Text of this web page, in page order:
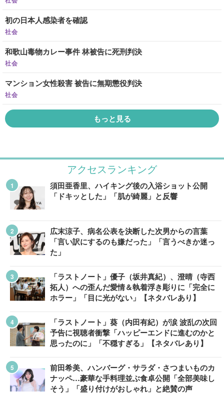
初の日本人感染者を確認
社会
和歌山毒物カレー事件 林被告に死刑判決
社会
マンション女性殺害 被告に無期懲役判決
社会
もっと見る
アクセスランキング
須田亜香里、ハイキング後の入浴ショット公開
「ドキッとした」「肌が綺麗」と反響
広末涼子、病名公表を決断した次男からの言葉
「言い訳にするのも嫌だった」「言うべきか迷っ
た」
「ラストノート」優子（坂井真紀）、澄晴（寺西
拓人）への歪んだ愛情＆執着浮き彫りに「完全に
ホラー」「目に光がない」【ネタバレあり】
「ラストノート」葵（内田有紀）が涙 波乱の次回
予告に視聴者衝撃「ハッピーエンドに進むのかと
思ったのに」「不穏すぎる」【ネタバレあり】
前田希美、ハンバーグ・サラダ・さつまいものカ
ナッペ…豪華な手料理並ぶ食卓公開「全部美味し
そう」「盛り付けがおしゃれ」と絶賛の声